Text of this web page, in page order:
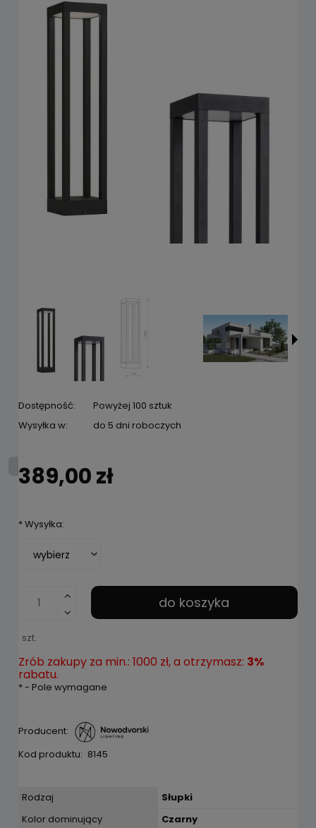
Dostępność:
Powyżej 100 sztuk
Wysyłka w:
do 5 dni roboczych
389,00 zł
*Wysyłka:
szt.
do koszyka
Zrób zakupy za min.: 1000 zł, a otrzymasz: 3%
rabatu.
*- Pole wymagane
Producent:
Kod produktu: 8145
Rodzaj
Słupki
Kolor dominujący
Czarny